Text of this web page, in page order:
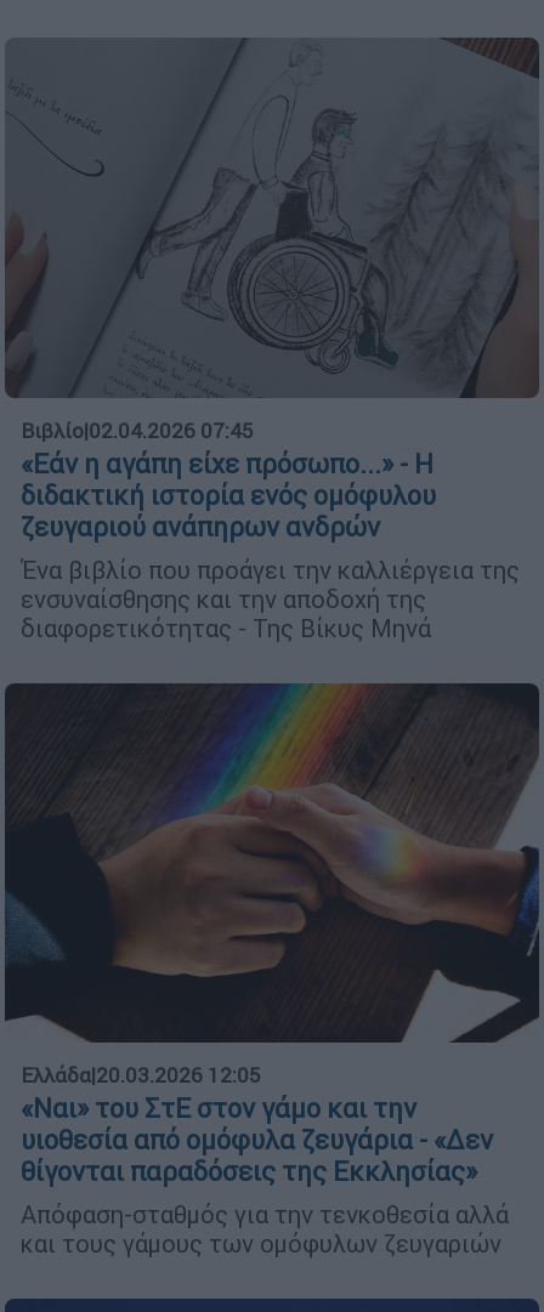
Βιβλίο|02.04.2026 07:45
«Εάν η αγάπη είχε πρόσωπο...» - Η
διδακτική ιστορία ενός ομόφυλου
ζευγαριού ανάπηρων ανδρών
Ένα βιβλίο που προάγει την καλλιέργεια της
ενσυναίσθησης και την αποδοχή της
διαφορετικότητας - Της Βίκυς Μηνά
Ελλάδα|20.03.2026 12:05
«Ναι» του ΣτΕ στον γάμο και την
υιοθεσία από ομόφυλα ζευγάρια - «Δεν
θίγονται παραδόσεις της Εκκλησίας»
Απόφαση-σταθμός για την τενκοθεσία αλλά
και τους γάμους των ομόφυλων ζευγαριών